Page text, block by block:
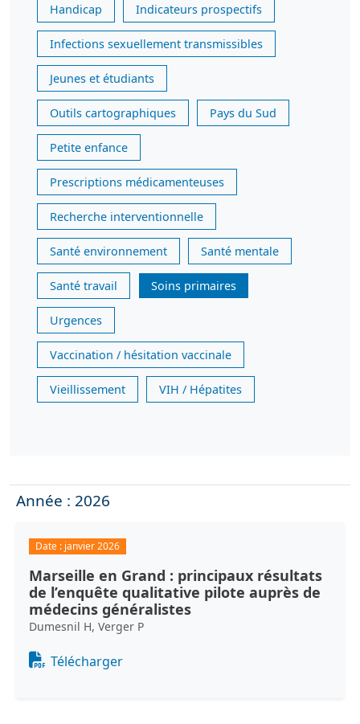
Handicap Indicateurs prospectifs
Infections sexuellement transmissibles
Jeunes et étudiants
Outils cartographiques Pays du Sud
Petite enfance
Prescriptions médicamenteuses
Recherche interventionnelle
Santé environnement Santé mentale
Santé travail Soins primaires
Urgences
Vaccination / hésitation vaccinale
Vieillissement VIH / Hépatites
Année : 2026
Date : janvier 2026
Marseille en Grand : principaux résultats
de l’enquête qualitative pilote auprès de
médecins généralistes
Dumesnil H, Verger P
Document
Télécharger